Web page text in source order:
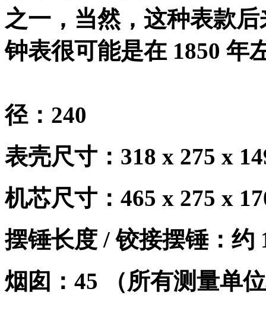
之一，当然，这种表款
钟表很可能是在 1850 年
径： 240
表壳尺寸： 318 x 275 x
机芯尺寸： 465 x 275 x
摆锤长度 / 铰接摆锤：约
烟囱： 45 （所有测量单